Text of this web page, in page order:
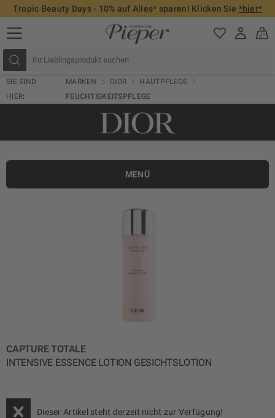
Tropic Beauty Days - 10% auf Alles* sparen! Klicken Sie *hier*
SIE SIND
HIER:
MARKEN DIOR
HAUTPFLEGE
FEUCHTIGKEITSPFLEGE
MENÜ
CAPTURE TOTALE
INTENSIVE ESSENCE LOTION GESICHTSLOTION
Dieser Artikel steht derzeit nicht zur Verfügung!